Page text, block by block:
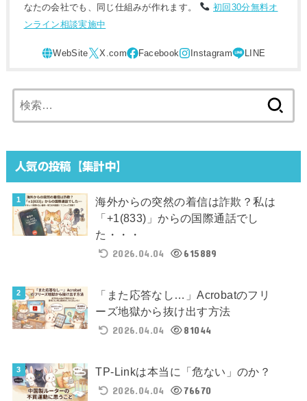
なたの会社でも、同じ仕組みが作れます。
初回30分無料オ
ンライン相談実施中
索:
人気の投稿【集計中】
海外からの突然の着信は詐欺？私は
「+1(833)」からの国際通話でし
た・・・
2026.04.04
615889
「また応答なし…」Acrobatのフリ
ーズ地獄から抜け出す方法
2026.04.04
81044
TP-Linkは本当に「危ない」のか？
2026.04.04
76670